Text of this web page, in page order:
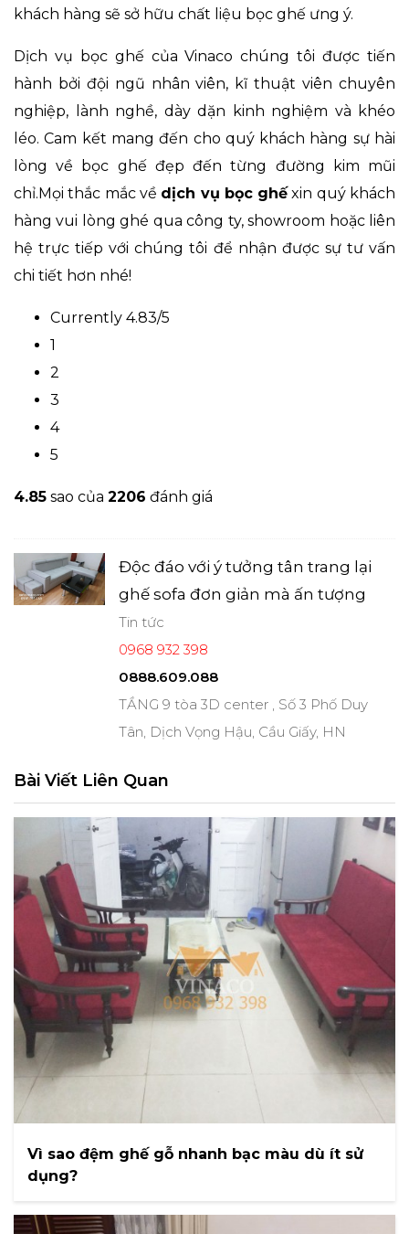
khách hàng sẽ sở hữu chất liệu bọc ghế ưng ý.
Dịch vụ bọc ghế của Vinaco chúng tôi được tiến
hành bởi đội ngũ nhân viên, kĩ thuật viên chuyên
nghiệp, lành nghề, dày dặn kinh nghiệm và khéo
léo. Cam kết mang đến cho quý khách hàng sự hài
lòng về bọc ghế đẹp đến từng đường kim mũi
chỉ.Mọi thắc mắc về dịch vụ bọc ghế xin quý khách
hàng vui lòng ghé qua công ty, showroom hoặc liên
hệ trực tiếp với chúng tôi để nhận được sự tư vấn
chi tiết hơn nhé!
Currently 4.83/5
1
2
3
4
5
4.85 sao của 2206 đánh giá
Độc đáo với ý tưởng tân trang lại
ghế sofa đơn giản mà ấn tượng
Tin tức
0968 932 398
0888.609.088
TẦNG 9 tòa 3D center , Số 3 Phố Duy
Tân, Dịch Vọng Hậu, Cầu Giấy, HN
Bài Viết Liên Quan
Vì sao đệm ghế gỗ nhanh bạc màu dù ít sử
dụng?